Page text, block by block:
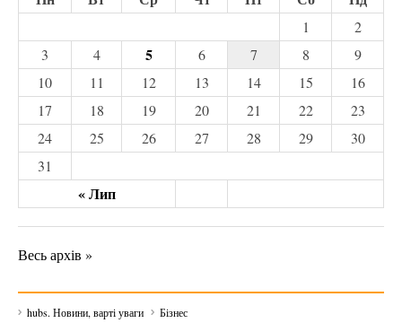
« Лип
1
2
3
4 5 6 7 8
9
10
11 12 13 14 15
16
17
18 19 20 21 22
23
24
25 26 27 28 29
30
31
Весь архів »
hubs. Новини, варті уваги Бізнес